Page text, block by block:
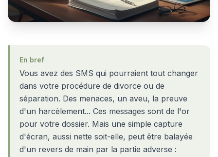
En bref
Vous avez des SMS qui pourraient tout changer
dans votre procédure de divorce ou de
séparation. Des menaces, un aveu, la preuve
d'un harcèlement... Ces messages sont de l'or
pour votre dossier. Mais une simple capture
d'écran, aussi nette soit-elle, peut être balayée
d'un revers de main par la partie adverse :